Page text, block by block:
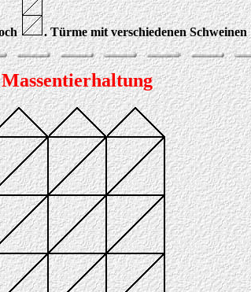
. Türme mit verschiedenen Schweinen
Massentierhaltung